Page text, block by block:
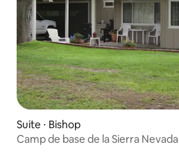
Suite ⋅ Bishop
Camp de base de la Sierra Nevada